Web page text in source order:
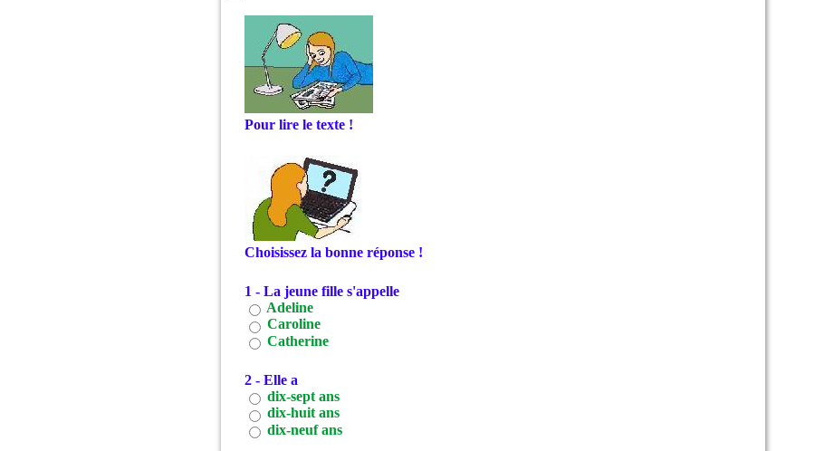
Pour lire le texte !
Choisissez la bonne réponse !
1 - La jeune fille s'appelle
Adeline
Caroline
Catherine
2 - Elle a
dix-sept ans
dix-huit ans
dix-neuf ans